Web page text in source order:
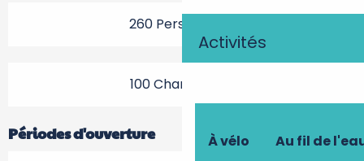
Activités
À vélo Au fil de
260 Personne(s)
100 Chambre(s)
Périodes d'ouverture